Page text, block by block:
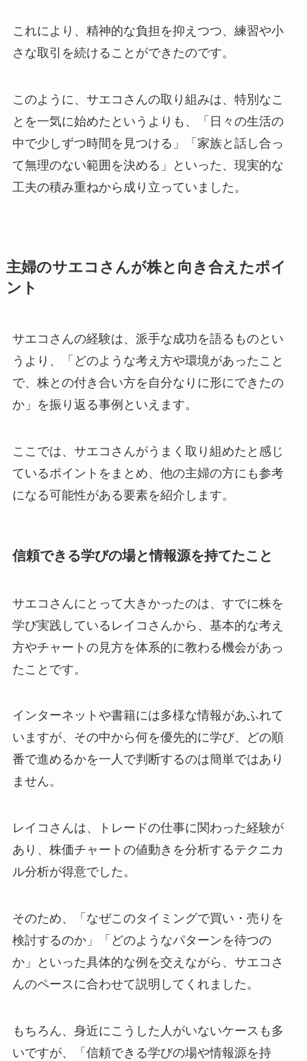
これにより、精神的な負担を抑えつつ、練習や小
さな取引を続けることができたのです。
このように、サエコさんの取り組みは、特別なこ
とを一気に始めたというよりも、「日々の生活の
中で少しずつ時間を見つける」「家族と話し合っ
て無理のない範囲を決める」といった、現実的な
工夫の積み重ねから成り立っていました。
主婦のサエコさんが株と向き合えたポイ
ント
サエコさんの経験は、派手な成功を語るものとい
うより、「どのような考え方や環境があったこと
で、株との付き合い方を自分なりに形にできたの
か」を振り返る事例といえます。
ここでは、サエコさんがうまく取り組めたと感じ
ているポイントをまとめ、他の主婦の方にも参考
になる可能性がある要素を紹介します。
信頼できる学びの場と情報源を持てたこと
サエコさんにとって大きかったのは、すでに株を
学び実践しているレイコさんから、基本的な考え
方やチャートの見方を体系的に教わる機会があっ
たことです。
インターネットや書籍には多様な情報があふれて
いますが、その中から何を優先的に学び、どの順
番で進めるかを一人で判断するのは簡単ではあり
ません。
レイコさんは、トレードの仕事に関わった経験が
あり、株価チャートの値動きを分析するテクニカ
ル分析が得意でした。
そのため、「なぜこのタイミングで買い・売りを
検討するのか」「どのようなパターンを待つの
か」といった具体的な例を交えながら、サエコさ
んのペースに合わせて説明してくれました。
もちろん、身近にこうした人がいないケースも多
いですが、「信頼できる学びの場や情報源を持